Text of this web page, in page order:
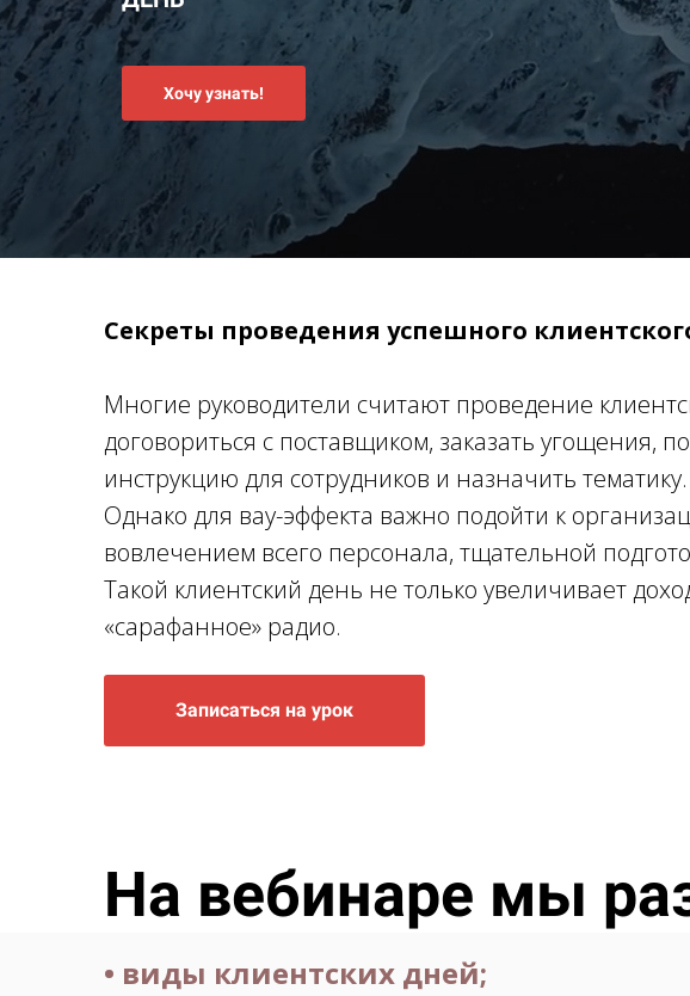
Хочу узнать!
Секреты проведения успешного
Многие руководители считают проведение
договориться с поставщиком, заказать угощения,
инструкцию для сотрудников и назначить тематику.
Однако для вау-эффекта важно подойти к
вовлечением всего персонала, тщательной
Такой клиентский день не только увеличивает
«сарафанное» радио.
Записаться на урок
На вебинаре мы
• виды клиентских дней;